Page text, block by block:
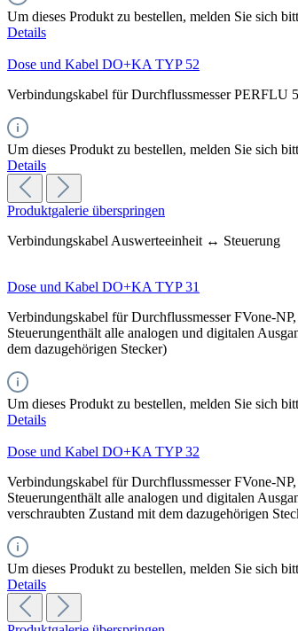
Um dieses Produkt zu bestellen, melden Sie sich
Details
Dose und Kabel DO+KA TYP 52
Verbindungskabel für Durchflussmesser
Um dieses Produkt zu bestellen, melden Sie sich
Details
Produktgalerie überspringen
Verbindungskabel Auswerteeinheit ↔ Steuerung
Dose und Kabel DO+KA TYP 31
Verbindungskabel für Durchflussmesser FVone-
Steuerungenthält alle analogen und digitalen
dem dazugehörigen Stecker)
Um dieses Produkt zu bestellen, melden Sie sich
Details
Dose und Kabel DO+KA TYP 32
Verbindungskabel für Durchflussmesser FVone-
Steuerungenthält alle analogen und digitalen
verschraubten Zustand mit dem dazugehörigen
Um dieses Produkt zu bestellen, melden Sie sich
Details